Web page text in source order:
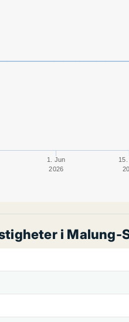
1. Jun
2026
i Malung-